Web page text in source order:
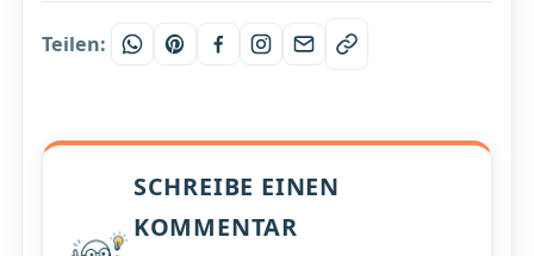
Teilen:
SCHREIBE EINEN
KOMMENTAR